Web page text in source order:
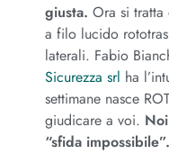
giusta. Ora si
a filo lucido
laterali. Fabio
Sicurezza srl ha
settimane nasce
giudicare a voi.
“sfida impossibile”.